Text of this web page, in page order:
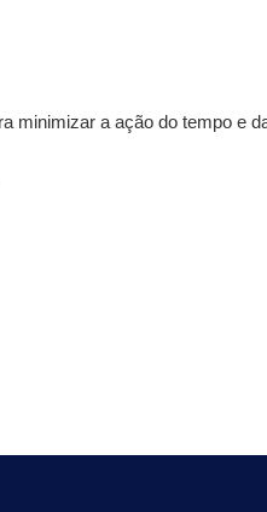
minimizar a ação do tempo e